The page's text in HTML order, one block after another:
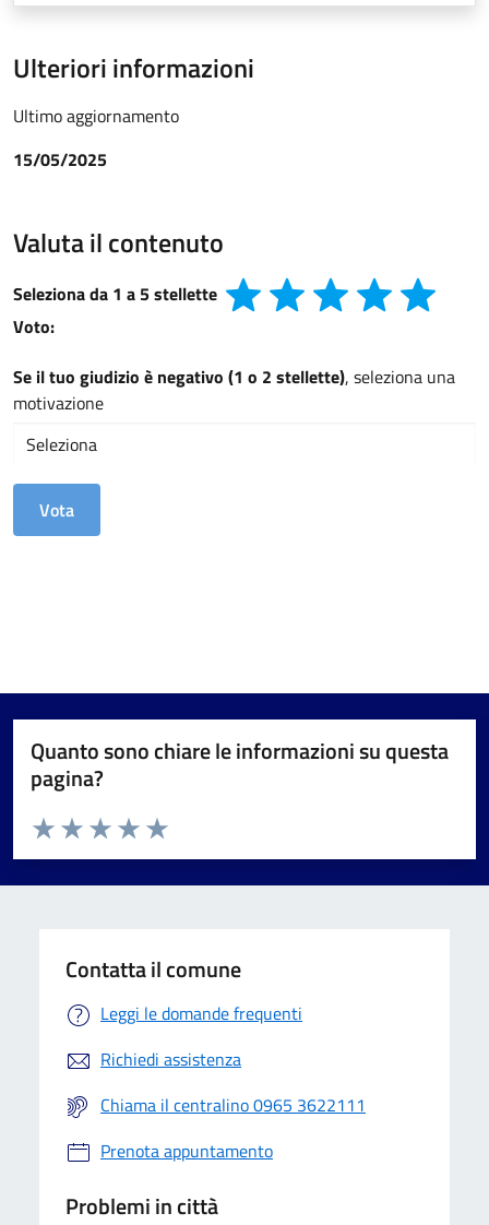
Ulteriori informazioni
Ultimo aggiornamento
15/05/2025
Valuta il contenuto
Seleziona da 1 a 5 stellette
Voto:
Se il tuo giudizio è negativo (1 o 2 stellette), seleziona una
motivazione
Quanto sono chiare le informazioni su questa
pagina?
Valuta da 1 a 5 stelle la pagina
Valuta 5 stelle su 5
Valuta 4 stelle su 5
Valuta 3 stelle su 5
Valuta 2 stelle su 5
Valuta 1 stelle su 5
Contatta il comune
Leggi le domande frequenti
Richiedi assistenza
Chiama il centralino 0965 3622111
Prenota appuntamento
Problemi in città